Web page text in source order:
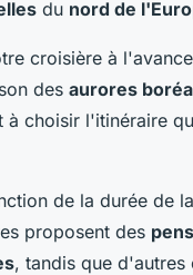
du nord de
croisière à
des aurores
à choisir l'itinéraire
de la durée de
proposent des
, tandis que